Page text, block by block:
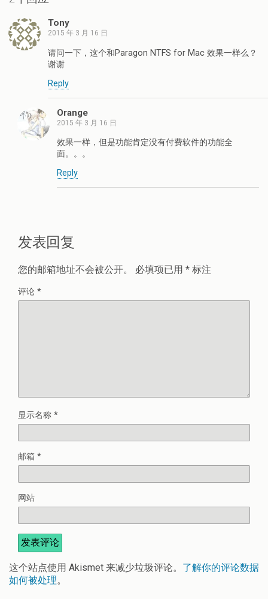
Tony
2015 年 3 月 16 日
请问一下，这个和Paragon NTFS for Mac 效果一样么？
谢谢
Reply
Orange
2015 年 3 月 16 日
效果一样，但是功能肯定没有付费软件的功能全
面。。。
Reply
发表回复
您的邮箱地址不会被公开。 必填项已用 * 标注
评论 *
显示名称 *
邮箱 *
网站
这个站点使用 Akismet 来减少垃圾评论。 了解你的评论数据
如何被处理。